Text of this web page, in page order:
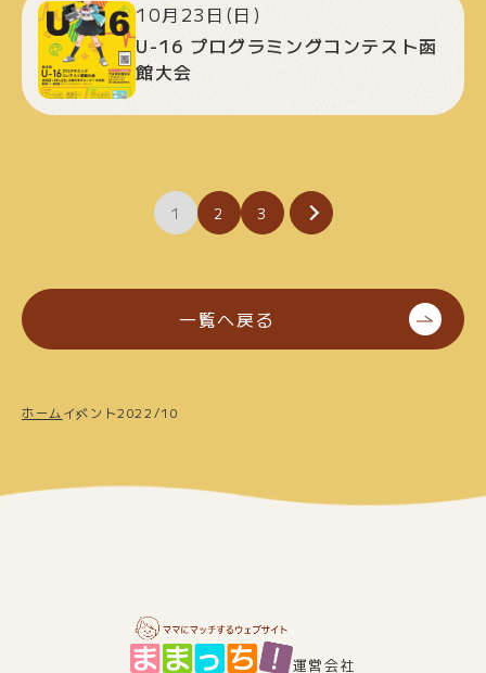
10月23日(日)
U-16 プログラミングコンテスト函
館大会
の
ペ
ー
ジ
1 2 3
一覧へ戻る
ホーム イベント2022/10
運営会社